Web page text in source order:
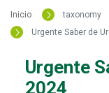
Inicio taxonomy
Urgente Saber de
Urgente
2024